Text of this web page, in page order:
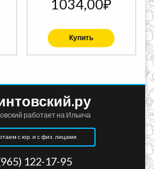
1034,00₽
Купить
работает на Ильича
с юр. и с физ. лицами
122-17-95